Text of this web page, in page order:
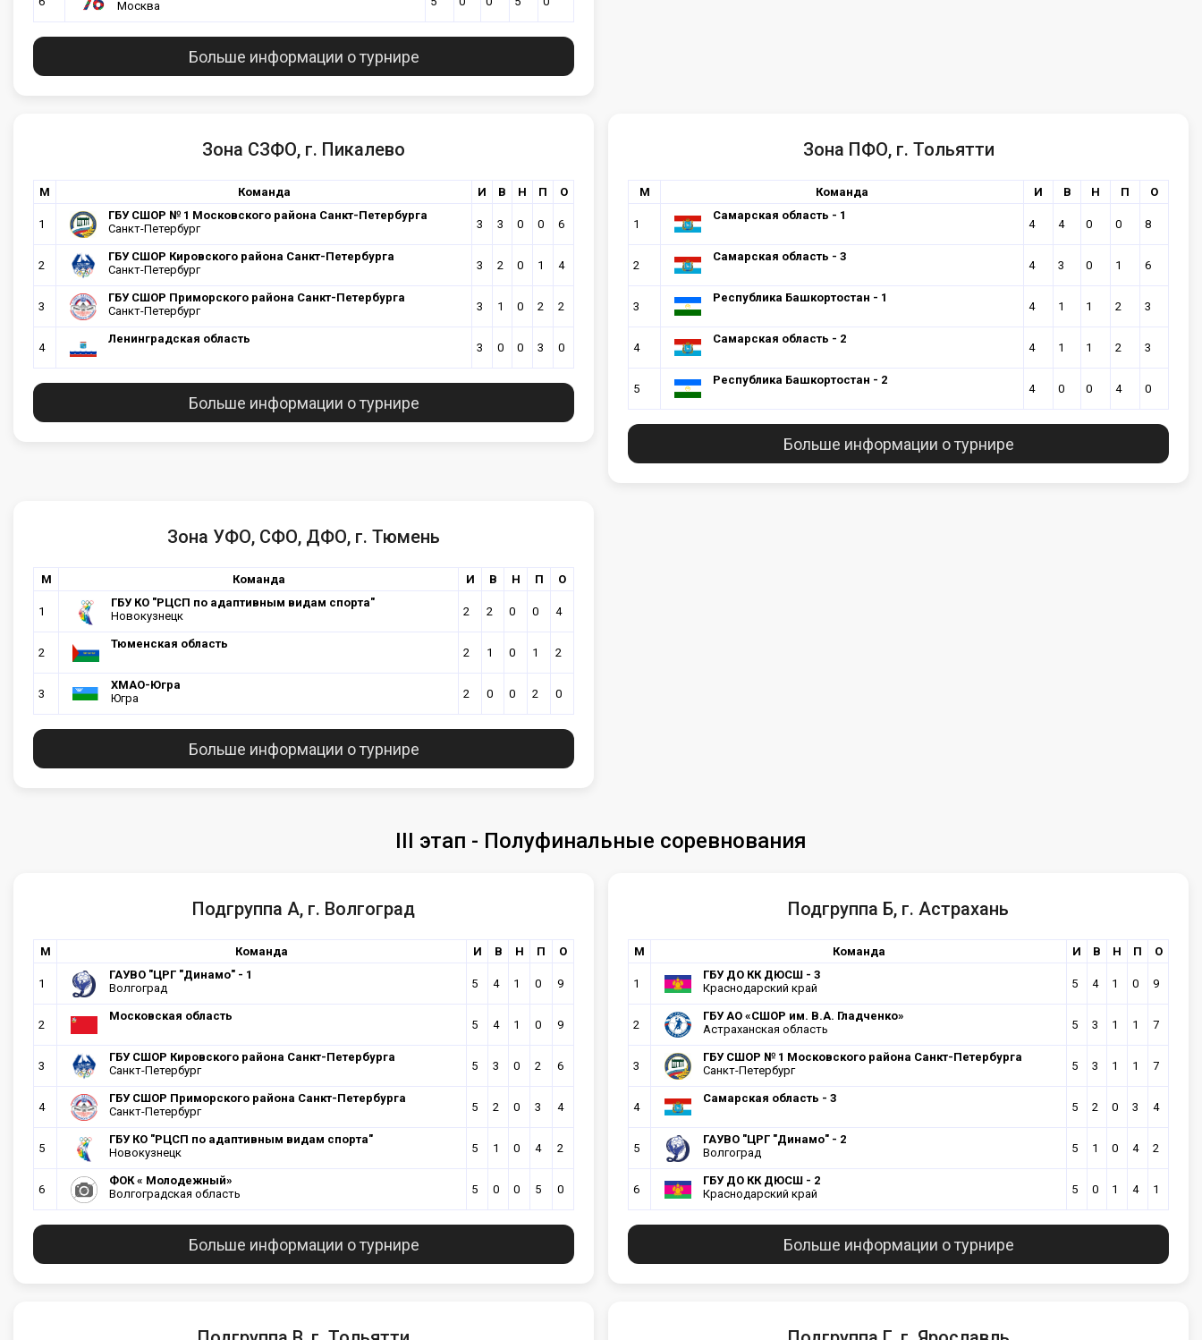
Москва
Больше информации о турнире
Зона СЗФО, г. Пикалево
М Команда И В Н П О
1
ГБУ СШОР № 1 Московского района Санкт-Петербурга
Санкт-Петербург
3 3 0 0 6
2
ГБУ СШОР Кировского района Санкт-Петербурга
Санкт-Петербург
3 2 0 1 4
3
ГБУ СШОР Приморского района Санкт-Петербурга
Санкт-Петербург
3 1 0 2 2
4
Ленинградская область
3 0 0 3 0
Больше информации о турнире
Зона ПФО, г. Тольятти
М Команда И В Н П О
1
Самарская область - 1
4 4 0 0 8
2
Самарская область - 3
4 3 0 1 6
3
Республика Башкортостан - 1
4 1 1 2 3
4
Самарская область - 2
4 1 1 2 3
5
Республика Башкортостан - 2
4 0 0 4 0
Больше информации о турнире
Зона УФО, СФО, ДФО, г. Тюмень
М Команда И В Н П О
1
ГБУ КО "РЦСП по адаптивным видам спорта"
Новокузнецк
2 2 0 0 4
2
Тюменская область
2 1 0 1 2
3
ХМАО-Югра
Югра
2 0 0 2 0
Больше информации о турнире
III этап - Полуфинальные соревнования
Подгруппа А, г. Волгоград
М Команда И В Н П О
1
ГАУВО "ЦРГ "Динамо" - 1
Волгоград
5 4 1 0 9
2
Московская область
5 4 1 0 9
3
ГБУ СШОР Кировского района Санкт-Петербурга
Санкт-Петербург
5 3 0 2 6
4
ГБУ СШОР Приморского района Санкт-Петербурга
Санкт-Петербург
5 2 0 3 4
5
ГБУ КО "РЦСП по адаптивным видам спорта"
Новокузнецк
5 1 0 4 2
6
ФОК « Молодежный»
Волгоградская область
5 0 0 5 0
Больше информации о турнире
Подгруппа Б, г. Астрахань
М Команда И В Н П О
1
ГБУ ДО КК ДЮСШ - 3
Краснодарский край
5 4 1 0 9
2
ГБУ АО «СШОР им. В.А. Гладченко»
Астраханская область
5 3 1 1 7
3
ГБУ СШОР № 1 Московского района Санкт-Петербурга
Санкт-Петербург
5 3 1 1 7
4
Самарская область - 3
5 2 0 3 4
5
ГАУВО "ЦРГ "Динамо" - 2
Волгоград
5 1 0 4 2
6
ГБУ ДО КК ДЮСШ - 2
Краснодарский край
5 0 1 4 1
Больше информации о турнире